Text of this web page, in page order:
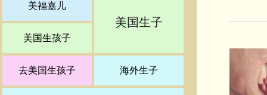
美福嘉儿
美国生子
美国生孩子
去美国生孩子 海外生子